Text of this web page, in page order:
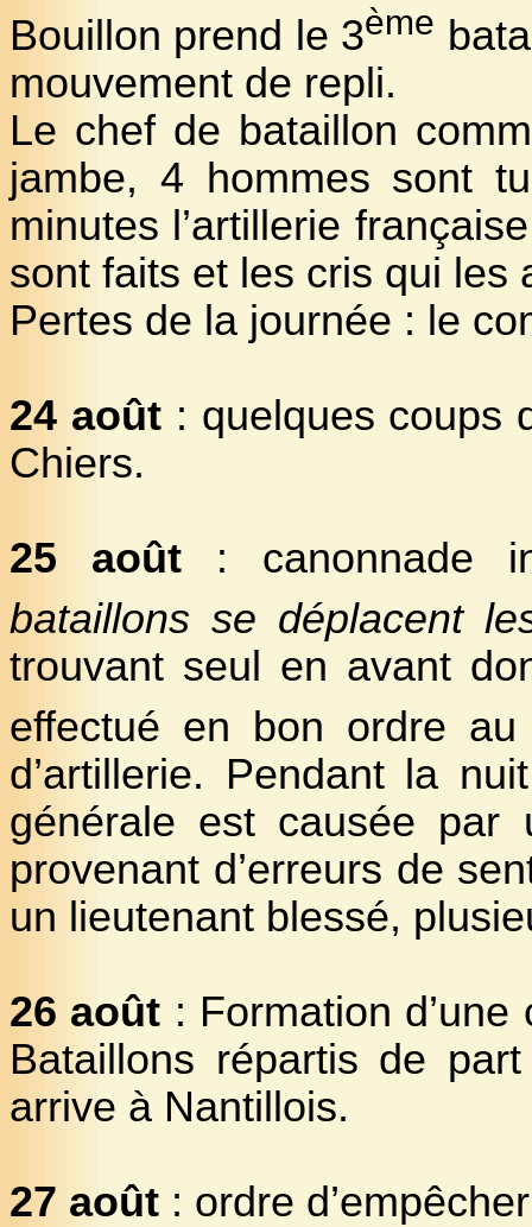
Bouillon prend le 3ème
mouvement de repli.
Le chef de bataillon
jambe, 4 hommes sont
minutes l’artillerie
sont faits et les cris qui les
Pertes de la journée : le
24 août: quelques coups
Chiers.
25 août : canonnade
bataillons se déplacent
trouvant seul en avant
effectué en bon ordre
d’artillerie. Pendant la
générale est causée par
provenant d’erreurs de
un lieutenant blessé,
26 août : Formation
Bataillons répartis de
arrive à Nantillois.
27 août : ordre